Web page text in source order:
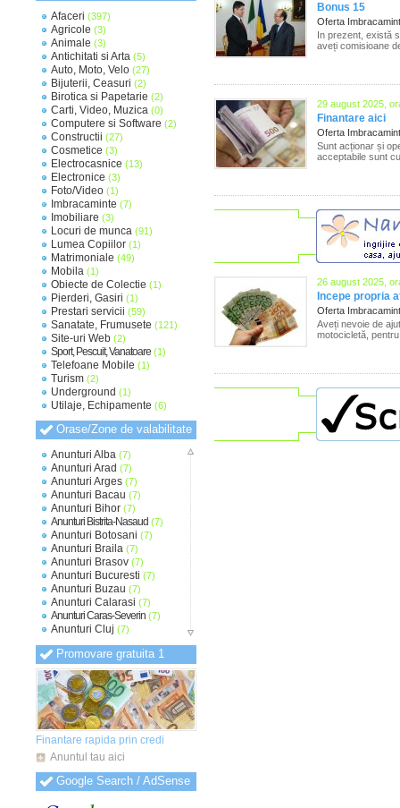
Afaceri (397)
Agricole (3)
Animale (3)
Antichitati si Arta (5)
Auto, Moto, Velo (27)
Bijuterii, Ceasuri (2)
Birotica si Papetarie (2)
Carti, Video, Muzica (0)
Computere si Software (2)
Constructii (27)
Cosmetice (3)
Electrocasnice (13)
Electronice (3)
Foto/Video (1)
Imbracaminte (7)
Imobiliare (3)
Locuri de munca (91)
Lumea Copiilor (1)
Matrimoniale (49)
Mobila (1)
Obiecte de Colectie (1)
Pierderi, Gasiri (1)
Prestari servicii (59)
Sanatate, Frumusete (121)
Site-uri Web (2)
Sport, Pescuit, Vanatoare (1)
Telefoane Mobile (1)
Turism (2)
Underground (1)
Utilaje, Echipamente (6)
Orase/Zone de valabilitate
Anunturi Alba (7)
Anunturi Arad (7)
Anunturi Arges (7)
Anunturi Bacau (7)
Anunturi Bihor (7)
Anunturi Bistrita-Nasaud (7)
Anunturi Botosani (7)
Anunturi Braila (7)
Anunturi Brasov (7)
Anunturi Bucuresti (7)
Anunturi Buzau (7)
Anunturi Calarasi (7)
Anunturi Caras-Severin (7)
Anunturi Cluj (7)
Anunturi Constanta
Anunturi Covasna(7)
Anunturi Dambovita(7)
Anunturi Dolj(7)
Anunturi Galati(7)
Anunturi Giurgiu(7)
Anunturi Gorj(7)
Anunturi Harghita (7)
Anunturi Hunedoara
Anunturi Ialomita
Anunturi Iasi(7)
Anunturi Ilfov(7)
Anunturi Maramures
Promovare gratuita 1
Finantare rapida prin credi
Anuntul tau aici
Google Search / AdSense
Bonus 15
Oferta
In prezent, există
aveți comisioane
29 august 2025,
Finantare aici
Oferta
Sunt acționar și
acceptabile sunt
26 august 2025,
Incepe propria
Oferta
Aveți nevoie de
motocicletă,